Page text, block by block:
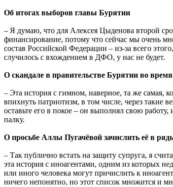
Об итогах выборов главы Бурятии
– Я думаю, что для Алексея Цыденова второй
финансирование, потому что сейчас мы очень
состав Российской Федерации – из-за всего
случилось с вхождением в ДФО, у нас не будет.
О скандале в правительстве Бурятии во
– Эта история с гимном, наверное, та же самая,
впихнуть патриотизм, в том числе, через такие
оставьте его в покое – он выполнял свою
палку.
О просьбе Аллы Пугачёвой зачислить её в
– Так публично встать на защиту супруга, я
эта история с иноагентами, одним из которых
или иного человека могут причислить к
ничего непонятно, но этот список множится и